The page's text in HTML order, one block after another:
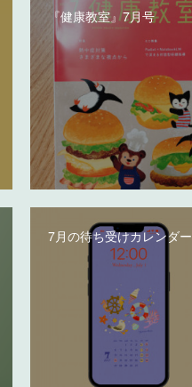
『健康教室』7月号
7月の待ち受けカレンダー